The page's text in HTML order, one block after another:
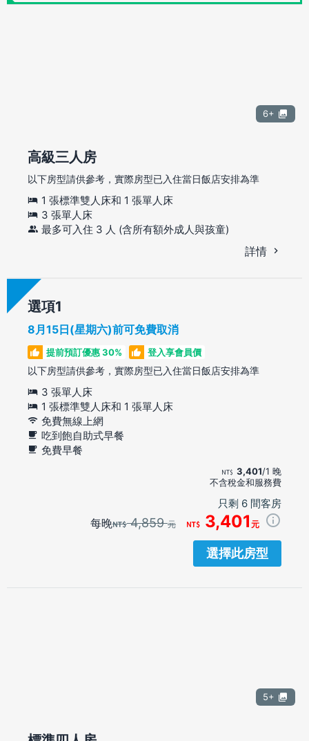
6+
高級三人房
以下房型請供參考，實際房型已入住當日飯店安排為準
1 張標準雙人床和 1 張單人床
3 張單人床
最多可入住 3 人 (含所有額外成人與孩童)
詳情
選項
8月15日(星期六)前可免費取消
提前預訂優惠 30% 登入享會員價
以下房型請供參考，實際房型已入住當日飯店安排為準
3 張單人床
1 張標準雙人床和 1 張單人床
免費無線上網
吃到飽自助式早餐
免費早餐
3,401/1 晚
不含稅金和服務費
只剩 6 間客房
每晚 4,859元 3,401 元
選擇此房型
5+